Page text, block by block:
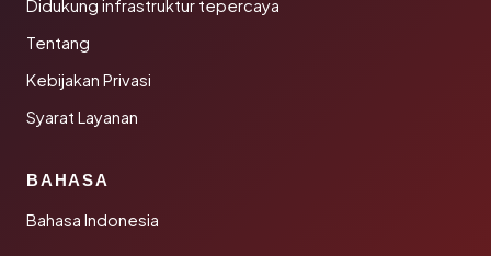
Didukung infrastruktur tepercaya
Tentang
Kebijakan Privasi
Syarat Layanan
BAHASA
Bahasa Indonesia